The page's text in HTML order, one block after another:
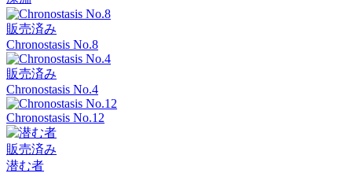
販売済み
Chronostasis No.8
販売済み
Chronostasis No.4
Chronostasis No.12
販売済み
潜む者